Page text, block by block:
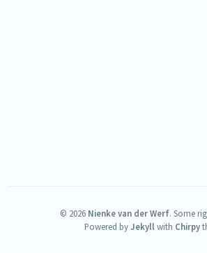
© 2026 Nienke van der Werf. Some
Powered byJekyll with Chirpy